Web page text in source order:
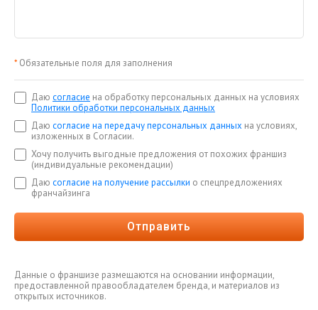
* Обязательные поля для заполнения
Даю согласие на обработку персональных данных на условиях
Политики обработки персональных данных
Даю согласие на передачу персональных данных на условиях,
изложенных в Согласии.
Хочу получить выгодные предложения от похожих франшиз
(индивидуальные рекомендации)
Даю согласие на получение рассылки о спецпредложениях
франчайзинга
Отправить
Данные о франшизе размещаются на основании информации,
предоставленной правообладателем бренда, и материалов из
открытых источников.